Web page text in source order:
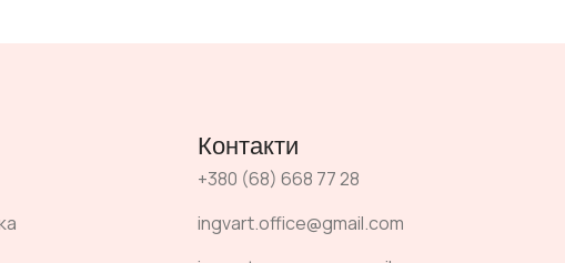
Контакти
+380 (68) 668 77 28
ingvart.office@gmail.com